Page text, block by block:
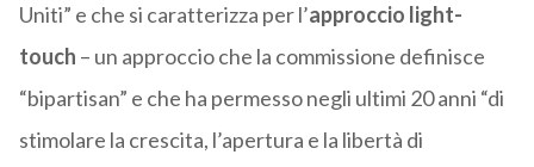
Uniti” e che si caratterizza per l’approccio light-
touch – un approccio che la commissione definisce
“bipartisan” e che ha permesso negli ultimi 20 anni “di
stimolare la crescita, l’apertura e la libertà di